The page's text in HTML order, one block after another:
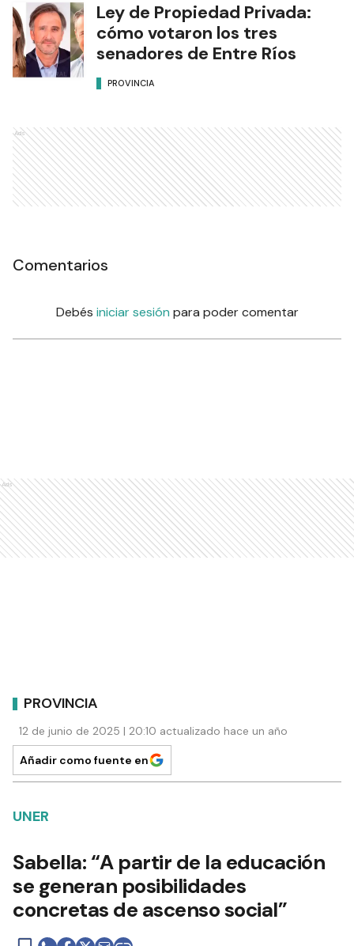
Ley de Propiedad Privada:
cómo votaron los tres
senadores de Entre Ríos
PROVINCIA
Ads
Comentarios
Debés iniciar sesión para poder comentar
Ads
PROVINCIA
12 de junio de 2025 | 20:10 actualizado hace un año
Añadir como fuente en
UNER
Sabella: “A partir de la educación
se generan posibilidades
concretas de ascenso social”